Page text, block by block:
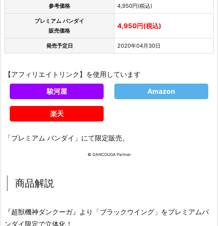
参考価格 4,950円(税込)
プレミアム バンダイ
販売価格
4,950円(税込)
発売予定日 2020年04月30日
【アフィリエイトリンク】を使用しています
駿河屋 Amazon
楽天
「プレミアム バンダイ」にて限定販売。
© DANCOUGA Partner
商品解説
『超獣機神ダンクーガ』より「ブラックウイング」をプレミアムバ
ンダイ限定で立体化！